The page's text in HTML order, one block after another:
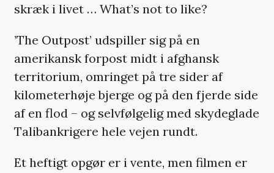
skræk i livet … What’s not to like?
’The Outpost’ udspiller sig på en
amerikansk forpost midt i afghansk
territorium, omringet på tre sider af
kilometerhøje bjerge og på den fjerde side
af en flod – og selvfølgelig med skydeglade
Talibankrigere hele vejen rundt.
Et heftigt opgør er i vente, men filmen er